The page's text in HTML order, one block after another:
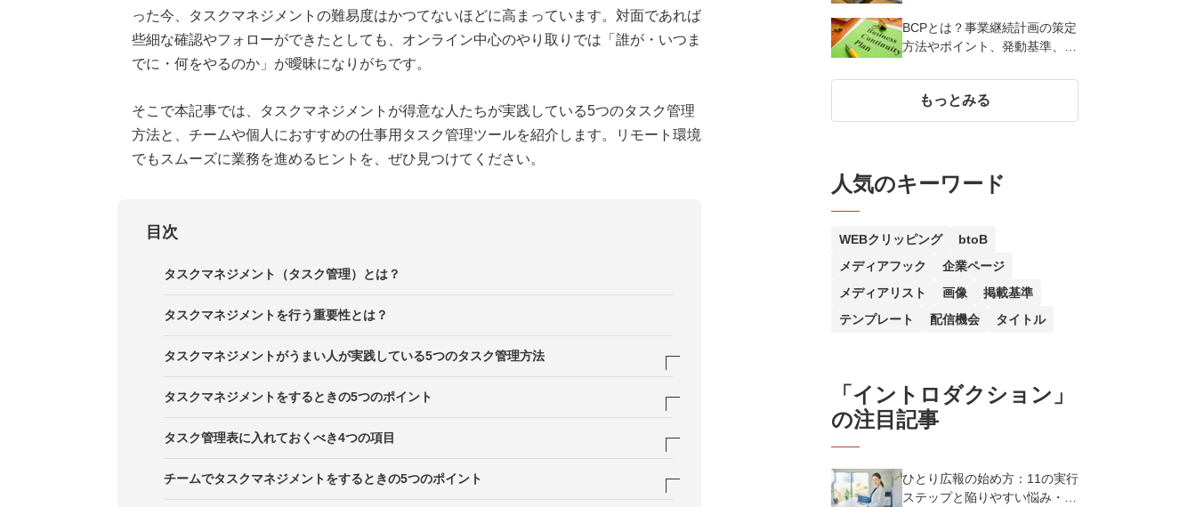
った今、タスクマネジメントの難易度はかつてないほどに高まっています。対面であれば
些細な確認やフォローができたとしても、オンライン中心のやり取りでは「誰が・いつま
でに・何をやるのか」が曖昧になりがちです。
そこで本記事では、タスクマネジメントが得意な人たちが実践している5つのタスク管理
方法と、チームや個人におすすめの仕事用タスク管理ツールを紹介します。リモート環境
でもスムーズに業務を進めるヒントを、ぜひ見つけてください。
目次
タスクマネジメント（タスク管理）とは？
タスクマネジメントを行う重要性とは？
タスクマネジメントがうまい人が実践している5つのタスク管理方法
1．タスクとToDoを分けて管理し、期限がある仕事を優先する
2．優先度と緊急度のマトリクスでやるべき順番を決める
3．対応期間が重なるタスクをガントチャートなどで可視化する
タスクマネジメントをするときの5つのポイント
ポイント1．タスクを細分化し、粒度を揃える
ポイント2．タスクを「行動レベル」になるまで具体化する
タスク管理表に入れておくべき4つの項目
1．プロジェクト名と関係者名
チームでタスクマネジメントをするときの5つのポイント
BCPとは？事業継続計画の策定
方法やポイント、発動基準、リ
もっとみる
人気のキーワード
WEBクリッピング
btoB
メディアフック
企業ページ
メディアリスト
画像
掲載基準
テンプレート
配信機会 タイトル
「イントロダクション 」
の注目記事
ひとり広報の始め方：11の実行
ステップと陥りやすい悩み・解